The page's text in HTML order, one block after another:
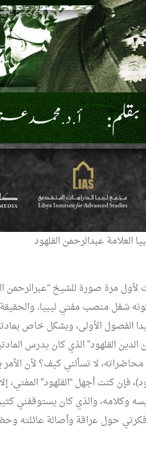
العلامة عبدالرحمن القلهود
مرة صورة للشيخ “عبرالرحمن
شغل منصب مفتي ليبيا.
الفصول الأولى، وبشكل خاص
الدين القلهود” الذي كان يدرس
لا تسألني كيف؟ لأن الأمر
فإن كنت أجهل “القلهود” المفتي،
وكلامه، والذي كان يستوقفني
فكرتي حول عراقة وأصالة عائلته